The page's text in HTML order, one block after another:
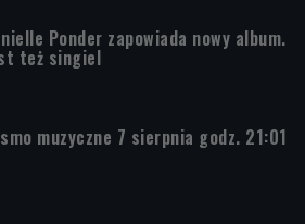
Ponder zapowiada nowy album.
też singiel
muzyczne 7 sierpnia godz. 21:01